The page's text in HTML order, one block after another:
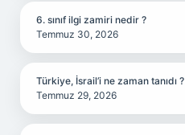
6. sınıf ilgi zamiri nedir ?
Temmuz 30, 2026
Türkiye, İsrail’i ne zaman tanıdı ?
Temmuz 29, 2026